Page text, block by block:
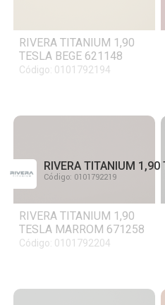
RIVERA TITANIUM
Código: 0101792219
RIVERA TITANIUM 1,90
TESLA BEGE 621148
Código: 0101792194
RIVERA TITANIUM 1,90
TESLA MARROM 671258
Código: 0101792204